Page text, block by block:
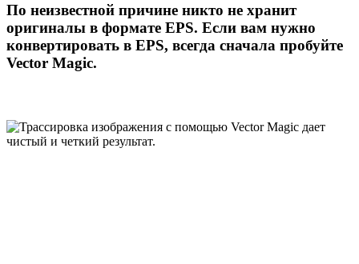
По неизвестной причине никто не хранит
оригиналы в формате EPS. Если вам нужно
конвертировать в EPS, всегда сначала пробуйте
Vector Magic.